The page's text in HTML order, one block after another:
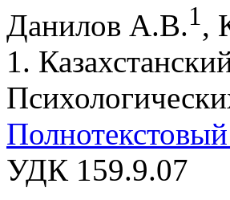
Данилов А.В.1,
1.
УДК 159.9.07